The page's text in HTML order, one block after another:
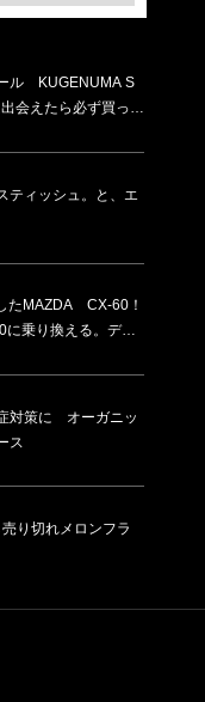
ル KUGENUMA S
会えたら必ず買った
短いだけ！化粧箱入
ティッシュ。と、エ
たMAZDA CX-60！
に乗り換える。ディ
対策に オーガニッ
ス
り切れメロンフラ